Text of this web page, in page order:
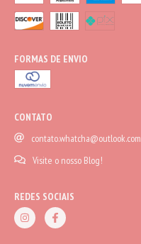
FORMAS DE ENVIO
CONTATO
contato.whatcha@outlook.com
Visite o nosso Blog!
REDES SOCIAIS